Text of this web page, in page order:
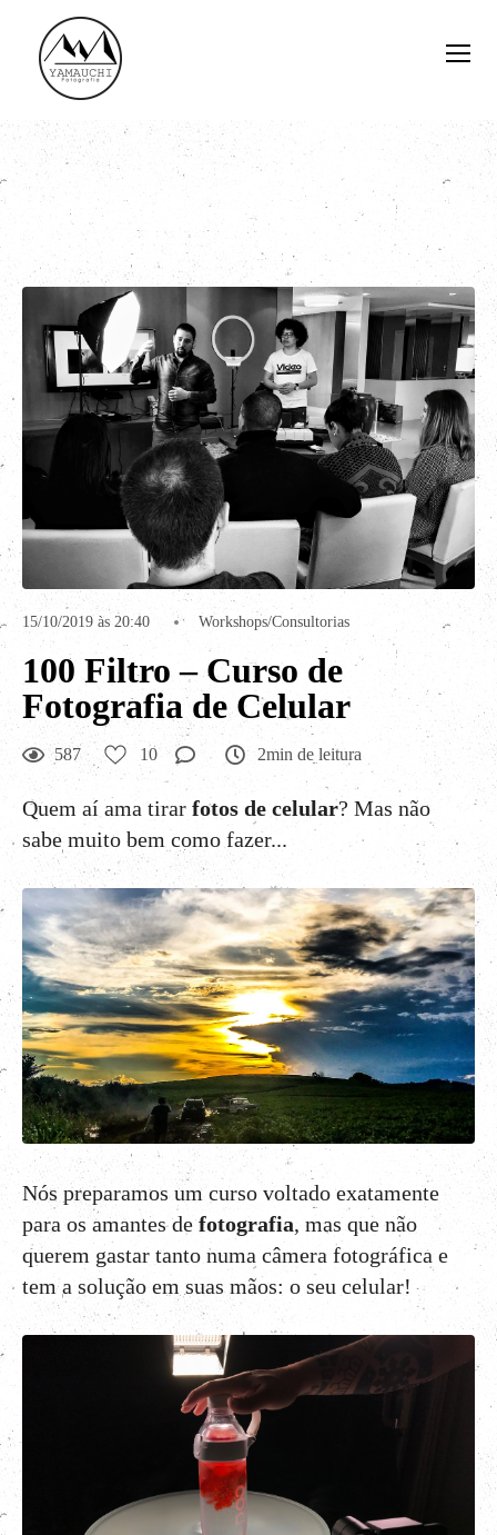
15/10/2019 às 20:40 Workshops/Consultorias
100 Filtro – Curso de
Fotografia de Celular
587 10 2min de leitura
Quem aí ama tirar fotos de celular? Mas não
sabe muito bem como fazer...
Nós preparamos um curso voltado exatamente
para os amantes defotografia, mas que não
querem gastar tanto numa câmera fotográfica e
tem a solução em suas mãos: o seu celular!